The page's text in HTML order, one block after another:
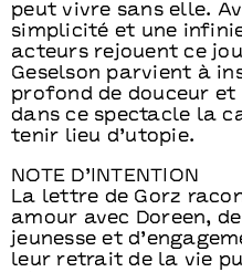
peut vivre sans elle.
simplicité et une
acteurs rejouent ce
Geselson parvient à
profond de douceur
dans ce spectacle la
tenir lieu d’utopie.
NOTE D’INTENTION
La lettre de Gorz
amour avec Doreen,
jeunesse et
leur retrait de la vie